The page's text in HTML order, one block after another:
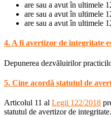
are sau a avut în ultimele
are sau a avut în ultimele
are sau a avut în ultimele
4. A fi avertizor de integritate
Depunerea dezvăluirilor
5. Cine acordă statutul de
Articolul 11 al Legii 122/2018
statutul de avertizor de integritate.